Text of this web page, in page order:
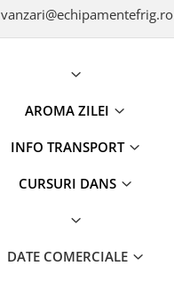
vanzari@echipamentefrig.ro
AROMA ZILEI
INFO TRANSPORT
CURSURI DANS
DATE COMERCIALE